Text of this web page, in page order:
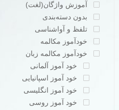
آموزش واژگان(لغت)
بدون دسته‌بندی
تلفظ و آواشناسی
خودآموز مکالمه
خودآموز مکالمه زبان
خود آموز آلمانی
خود آموز اسپانیایی
خود آموز انگلیسی
خود آموز روسی